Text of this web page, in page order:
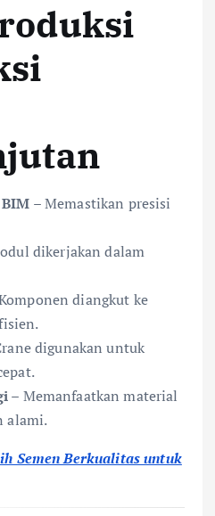
– Memastikan presisi
dikerjakan dalam
diangkut ke
digunakan untuk
– Memanfaatkan material
alami.
Semen Berkualitas untuk